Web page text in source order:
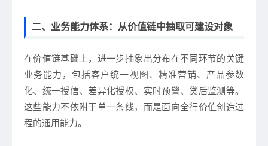
二、业务能力体系：从价值链中抽取可建设对象
在价值链基础上，进一步抽象出分布在不同环节的关键
业务能力，包括客户统一视图、精准营销、产品参数
化、统一授信、差异化授权、实时预警、贷后监测等。
这些能力不依附于单一条线，而是面向全行价值创造过
程的通用能力。